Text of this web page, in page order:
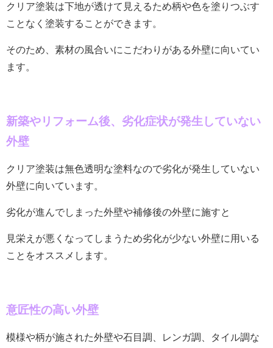
クリア塗装は下地が透けて見えるため柄や色を塗りつぶす
ことなく塗装することができます。
そのため、素材の風合いにこだわりがある外壁に向いてい
ます。
新築やリフォーム後、劣化症状が発生していない
外壁
クリア塗装は無色透明な塗料なので劣化が発生していない
外壁に向いています。
劣化が進んでしまった外壁や補修後の外壁に施すと
見栄えが悪くなってしまうため劣化が少ない外壁に用いる
ことをオススメします。
意匠性の高い外壁
模様や柄が施された外壁や石目調、レンガ調、タイル調な